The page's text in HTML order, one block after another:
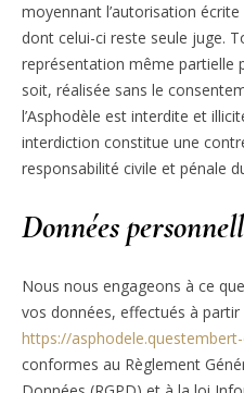
moyennant l’autorisation
dont celui-ci reste seule juge.
représentation même partielle
soit, réalisée sans le
l’Asphodèle est interdite et
interdiction constitue une
responsabilité civile et pénale
Données
Nous nous engageons à ce
vos données, effectués à partir
https://
conformes au Règlement